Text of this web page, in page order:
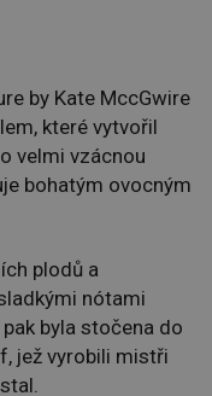
by Kate MccGwire
které vytvořil
velmi vzácnou
bohatým ovocným
plodů a
nótami
byla stočena do
jež vyrobili mistři